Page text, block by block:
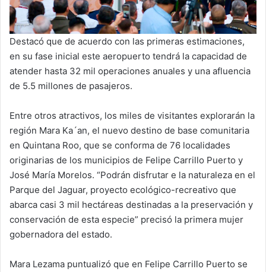
Destacó que de acuerdo con las primeras estimaciones,
en su fase inicial este aeropuerto tendrá la capacidad de
atender hasta 32 mil operaciones anuales y una afluencia
de 5.5 millones de pasajeros.
Entre otros atractivos, los miles de visitantes explorarán la
región Mara Ka´an, el nuevo destino de base comunitaria
en Quintana Roo, que se conforma de 76 localidades
originarias de los municipios de Felipe Carrillo Puerto y
José María Morelos. “Podrán disfrutar e la naturaleza en el
Parque del Jaguar, proyecto ecológico-recreativo que
abarca casi 3 mil hectáreas destinadas a la preservación y
conservación de esta especie” precisó la primera mujer
gobernadora del estado.
Mara Lezama puntualizó que en Felipe Carrillo Puerto se